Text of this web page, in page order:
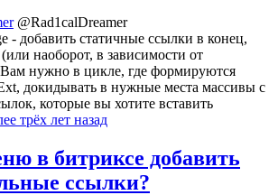
@Rad1calDreamer
- добавить статичные ссылки в конец,
наоборот, в зависимости от
нужно в цикле, где формируются
докидывать в нужные места массивы с
которые вы хотите вставить
трёх лет назад
в битриксе добавить
ссылки?